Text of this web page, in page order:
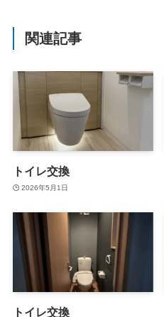
関連記事
トイレ交換
2026年5月1日
トイレ交換